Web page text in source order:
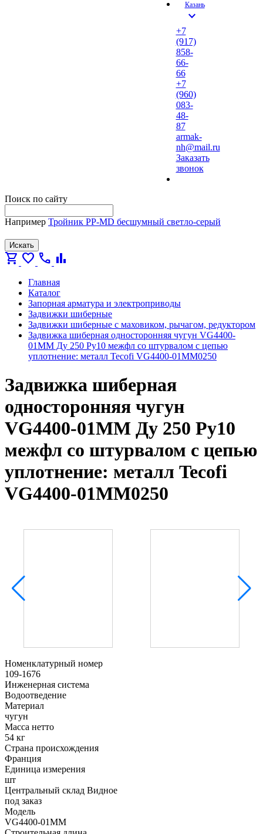
Казань
expand_more
+7
(917)
858-
66-
66
+7
(960)
083-
48-
87
armak-
nh@mail.ru
Заказать
звонок
Поиск по сайту
Например Тройник PP-MD бесшумный светло-серый
Искать
shopping_cart favorite call bar_chart
Главная
Каталог
Запорная арматура и электроприводы
Задвижки шиберные
Задвижки шиберные с маховиком, рычагом, редуктором
Задвижка шиберная односторонняя чугун VG4400-
01MM Ду 250 Ру10 межфл со штурвалом с цепью
уплотнение: металл Tecofi VG4400-01MM0250
Задвижка шиберная
односторонняя чугун
VG4400-01MM Ду 250 Ру10
межфл со штурвалом с цепью
уплотнение: металл Tecofi
VG4400-01MM0250
Номенклатурный номер
109-1676
Инженерная система
Водоотведение
Материал
чугун
Масса нетто
54 кг
Страна происхождения
Франция
Единица измерения
шт
Центральный склад Видное
под заказ
Модель
VG4400-01MM